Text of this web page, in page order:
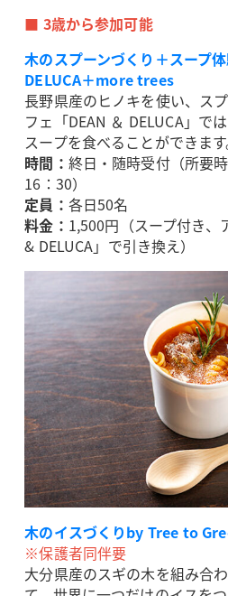
■ 3歳から参加可能
木のスプーンづくり＋スープ
DELUCA＋more trees
長野県産のヒノキを使い、ス
フェ「DEAN ＆ DELUCA」で
スープを食べることができます
時間： 終日・随時受付（所要
16：30）
定員： 各日50名
料金： 1,500円（スープ付き、
& DELUCA」で引き換え）
木のイスづくりby Tree to
※保護者同伴要
大分県産のスギの木を組み合